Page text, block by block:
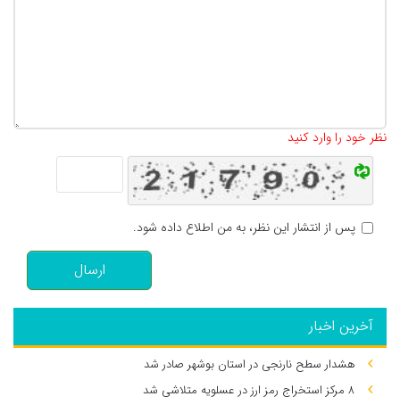
نظر خود را وارد کنید
پس از انتشار این نظر، به من اطلاع داده شود.
ارسال
آخرین اخبار
هشدار سطح نارنجی در استان بوشهر صادر شد
۸ مرکز استخراج رمز ارز در عسلویه متلاشی شد